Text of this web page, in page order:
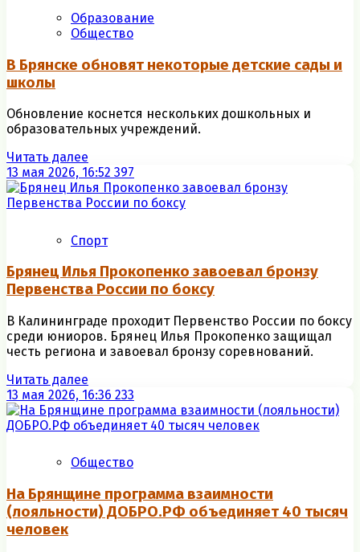
Образование
Общество
В Брянске обновят некоторые детские сады и
школы
Обновление коснется нескольких дошкольных и
образовательных учреждений.
Читать далее
13 мая 2026, 16:52 397
Спорт
Брянец Илья Прокопенко завоевал бронзу
Первенства России по боксу
В Калининграде проходит Первенство России по боксу
среди юниоров. Брянец Илья Прокопенко защищал
честь региона и завоевал бронзу соревнований.
Читать далее
13 мая 2026, 16:36 233
Общество
На Брянщине программа взаимности
(лояльности) ДОБРО.РФ объединяет 40 тысяч
человек